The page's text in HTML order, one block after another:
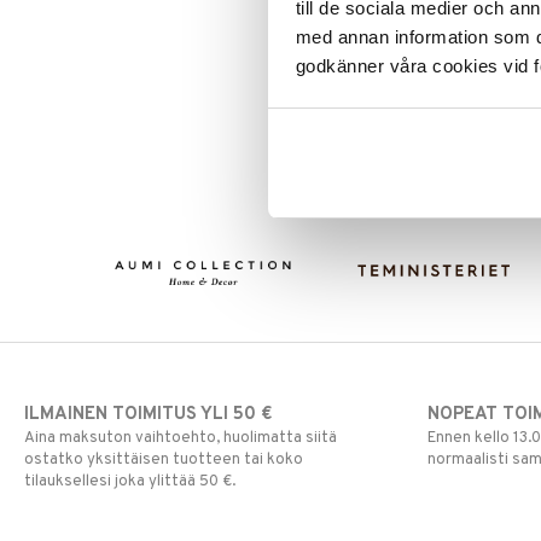
till de sociala medier och
med annan information som
godkänner våra cookies vid
Kuula termoskannu 0.94 litraa
Frost White
ALFI
ILMAINEN TOIMITUS YLI 50 €
Aina maksuton vaihtoehto, huolimatta siitä
ostatko yksittäisen tuotteen tai koko
tilauksellesi joka ylittää 50 €.
NOPEAT
Ennen kello
normaalisti